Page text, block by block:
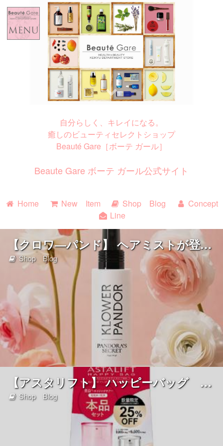
Home
New Item
Shop Blog
Concept
自分らしく、キレイになる。
癒しのビューティセレクトショップ
Beauté Gare［ボーテ ガール］
Beaute Gare ボーテ ガール公式サイト
Home New Item Shop Blog
Concept
Line
【クロワ―パンド】 ヘアミストが登場！
Shop Blog
【アスタリフト】 ハッピーバッグ 数量限定発売！
Shop Blog